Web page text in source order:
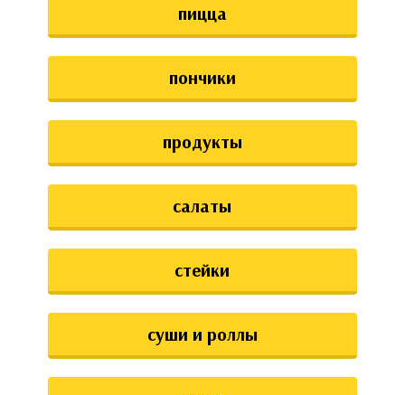
пицца
пончики
продукты
салаты
стейки
суши и роллы